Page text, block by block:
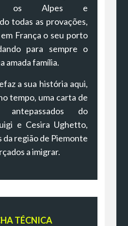
os Alpes e
todas as provações,
França o seu porto
para sempre o
amada família.
a sua história aqui,
tempo, uma carta de
do
e Cesira Ughetto,
região de Piemonte
a imigrar.
TÉCNICA